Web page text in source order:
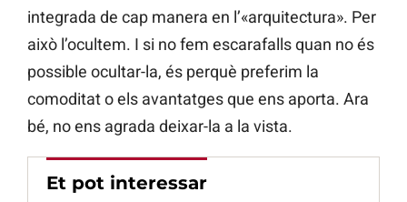
integrada de cap manera en l’«arquitectura». Per
això l’ocultem. I si no fem escarafalls quan no és
possible ocultar-la, és perquè preferim la
comoditat o els avantatges que ens aporta. Ara
bé, no ens agrada deixar-la a la vista.
Et pot interessar